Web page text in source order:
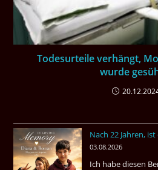
Todesurteile verhängt,
wurde
Nach 22 Jahren,
03.08.2026
Ich habe diesen